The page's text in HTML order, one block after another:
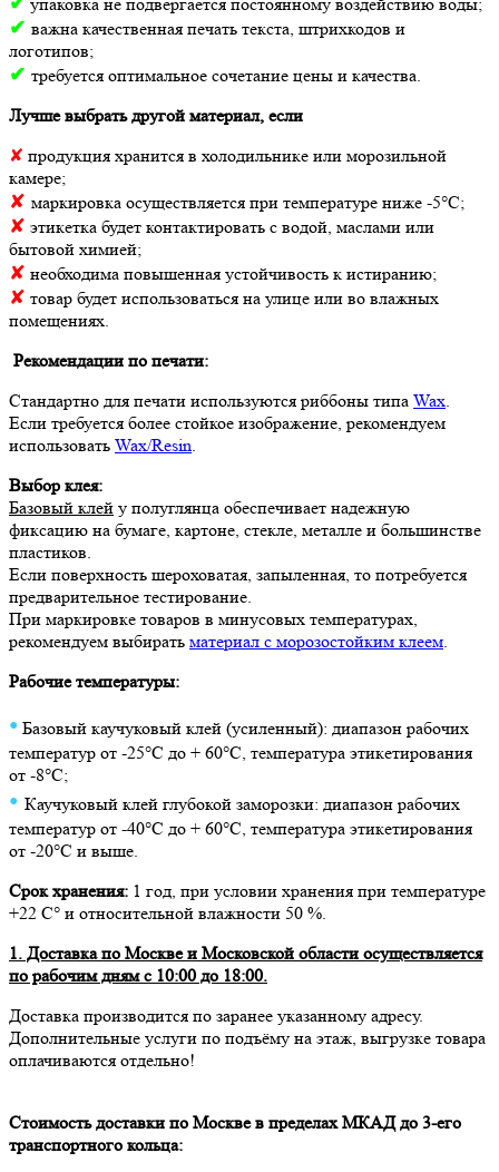
✔ важна качественная печать текста, штрихкодов и
логотипов;
✔ требуется оптимальное сочетание цены и качества.
Лучше выбрать другой материал, если
✘ продукция хранится в холодильнике или морозильной
камере;
✘ маркировка осуществляется при температуре ниже -5°С;
✘ этикетка будет контактировать с водой, маслами или
бытовой химией;
✘ необходима повышенная устойчивость к истиранию;
✘ товар будет использоваться на улице или во влажных
помещениях.
Рекомендации по печати:
Стандартно для печати используются риббоны типа Wax
Если требуется более стойкое изображение, рекомендуем
использовать Wax/Resin
Выбор клея:
Базовый клей у полуглянца обеспечивает надежную
фиксацию на бумаге, картоне, стекле, металле и большинстве
пластиков.
Если поверхность шероховатая, запыленная, то потребуется
предварительное тестирование.
При маркировке товаров в минусовых температурах,
рекомендуем выбирать материал с морозостойким клеем
Рабочие температуры:
• Базовый каучуковый клей (усиленный): диапазон рабочих
температур от -25°C до + 60°C, температура этикетирования
от -8°C;
• Каучуковый клей глубокой заморозки: диапазон рабочих
температур от -40°C до + 60°C, температура этикетирования
от -20°C и выше.
Срок хранения: 1 год, при условии хранения при температуре
+22 С° и относительной влажности 50 %.
1. Доставка по Москве и Московской области осуществляется
по рабочим дням с 10:00 до 18:00.
Доставка производится по заранее указанному адресу.
Дополнительные услуги по подъёму на этаж, выгрузке товара
оплачиваются отдельно!
Стоимость доставки по Москве в пределах МКАД до 3-его
транспортного кольца: